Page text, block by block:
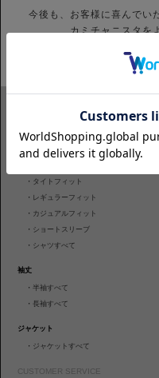
今後も、お客様に喜んでい
カミチャニスタを
シャツ
・ タイトフィット
・ レギュラーフィット
・ カジュアルフィット
・ ショートスリーブ
・ シャツすべて
袖丈
・半袖すべて
・
長袖すべて
ジャケット
・ ジャケットすべて
CUSTOMER SERVICE